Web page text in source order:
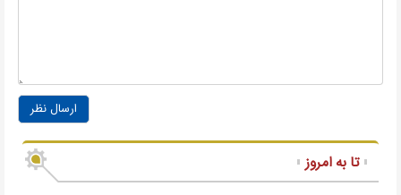
ارسال نظر
تا به امروز